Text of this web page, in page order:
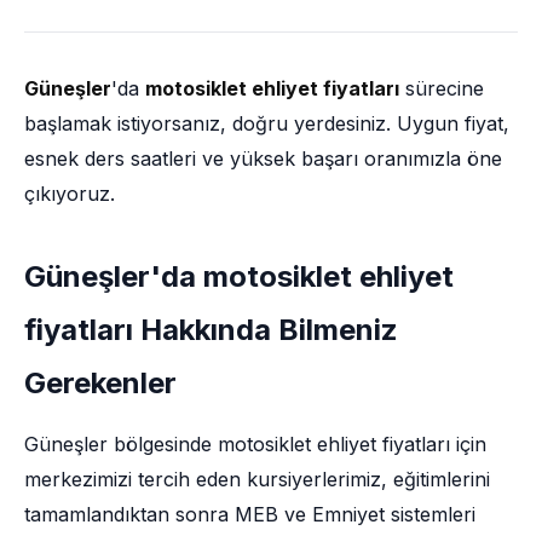
Güneşler'da motosiklet ehliyet fiyatları sürecine
başlamak istiyorsanız, doğru yerdesiniz. Uygun fiyat,
esnek ders saatleri ve yüksek başarı oranımızla öne
çıkıyoruz.
Güneşler'da motosiklet ehliyet
fiyatları Hakkında Bilmeniz
Gerekenler
Güneşler bölgesinde motosiklet ehliyet fiyatları için
merkezimizi tercih eden kursiyerlerimiz, eğitimlerini
tamamlandıktan sonra MEB ve Emniyet sistemleri